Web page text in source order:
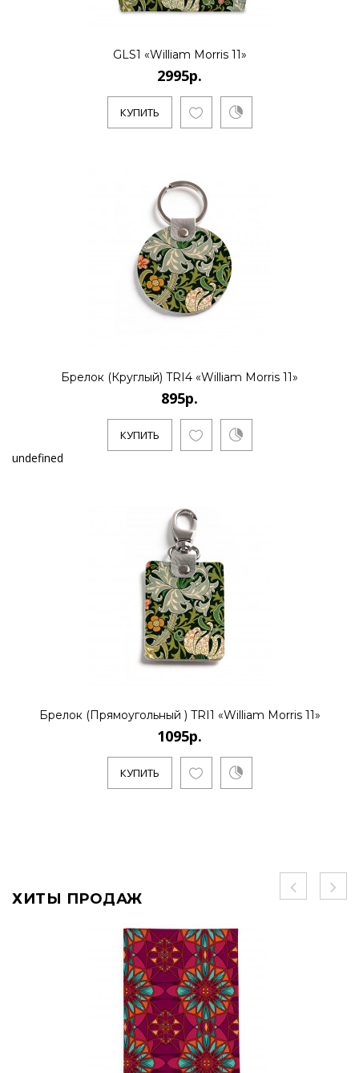
GLS1 «William Morris 11»
2995р.
КУПИТЬ
Брелок (Круглый) TRI4 «William Morris 11»
895р.
КУПИТЬ
undefined
Брелок (Прямоугольный ) TRI1 «William Morris 11»
1095р.
КУПИТЬ
ХИТЫ ПРОДАЖ